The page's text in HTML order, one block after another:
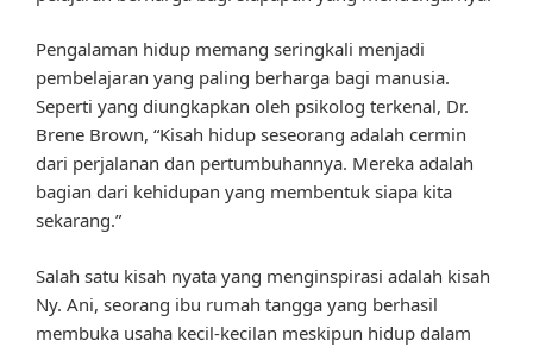
Pengalaman hidup memang seringkali menjadi
pembelajaran yang paling berharga bagi manusia.
Seperti yang diungkapkan oleh psikolog terkenal, Dr.
Brene Brown, “Kisah hidup seseorang adalah cermin
dari perjalanan dan pertumbuhannya. Mereka adalah
bagian dari kehidupan yang membentuk siapa kita
sekarang.”
Salah satu kisah nyata yang menginspirasi adalah kisah
Ny. Ani, seorang ibu rumah tangga yang berhasil
membuka usaha kecil-kecilan meskipun hidup dalam